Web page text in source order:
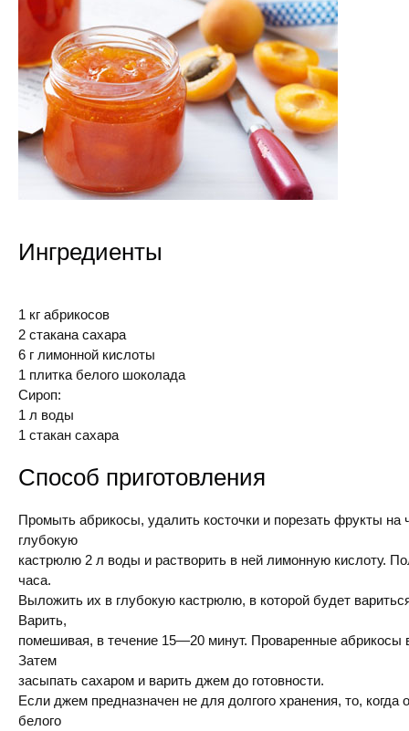
Ингредиенты
1 кг абрикосов
2 стакана сахара
6 г лимонной кислоты
1 плитка белого шоколада
Сироп:
1 л воды
1 стакан сахара
Способ приготовления
Промыть абрикосы, удалить косточки и порезать фрукты на
глубокую
кастрюлю 2 л воды и растворить в ней лимонную кислоту.
часа.
Выложить их в глубокую кастрюлю, в которой будет
Варить,
помешивая, в течение 15—20 минут. Проваренные абрикосы
Затем
засыпать сахаром и варить джем до готовности.
Если джем предназначен не для долгого хранения, то, когда
белого